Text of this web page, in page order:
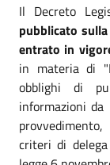
Il Decreto
pubblicato
entrato in
in materia di
obblighi di
informazioni da
criteri di